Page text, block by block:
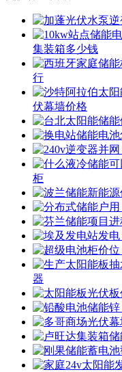
集装箱多少钱
行
伏幕墙价格
柜
器